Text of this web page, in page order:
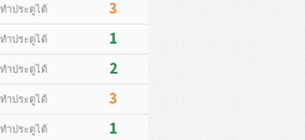
ำประตูได้ 3
ำประตูได้ 1
ำประตูได้ 2
ำประตูได้ 3
ำประตูได้ 1